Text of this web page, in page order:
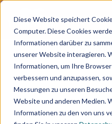
Diese Website speichert
Computer. Diese Cookies
Informationen darüber zu
unserer Website interagieren.
Informationen, um Ihre
verbessern und anzupassen,
Messungen zu unseren
Website und anderen Medien.
Informationen zu den von uns